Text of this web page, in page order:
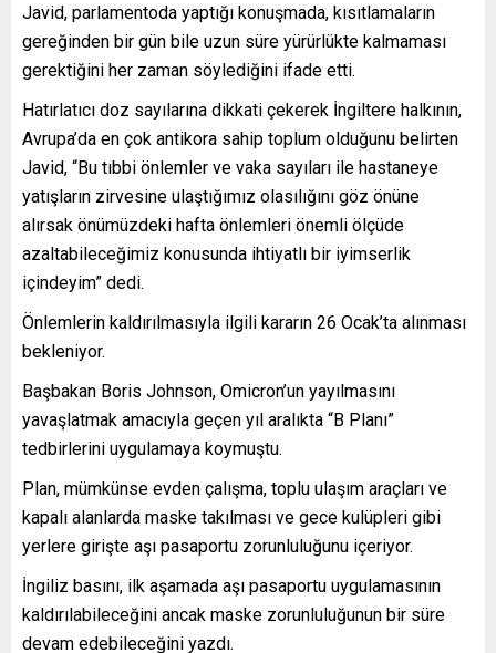
Javid, parlamentoda yaptığı konuşmada, kısıtlamaların
gereğinden bir gün bile uzun süre yürürlükte kalmaması
gerektiğini her zaman söylediğini ifade etti.
Hatırlatıcı doz sayılarına dikkati çekerek İngiltere halkının,
Avrupa’da en çok antikora sahip toplum olduğunu belirten
Javid, “Bu tıbbi önlemler ve vaka sayıları ile hastaneye
yatışların zirvesine ulaştığımız olasılığını göz önüne
alırsak önümüzdeki hafta önlemleri önemli ölçüde
azaltabileceğimiz konusunda ihtiyatlı bir iyimserlik
içindeyim” dedi.
Önlemlerin kaldırılmasıyla ilgili kararın 26 Ocak’ta alınması
bekleniyor.
Başbakan Boris Johnson, Omicron’un yayılmasını
yavaşlatmak amacıyla geçen yıl aralıkta “B Planı”
tedbirlerini uygulamaya koymuştu.
Plan, mümkünse evden çalışma, toplu ulaşım araçları ve
kapalı alanlarda maske takılması ve gece kulüpleri gibi
yerlere girişte aşı pasaportu zorunluluğunu içeriyor.
İngiliz basını, ilk aşamada aşı pasaportu uygulamasının
kaldırılabileceğini ancak maske zorunluluğunun bir süre
devam edebileceğini yazdı.